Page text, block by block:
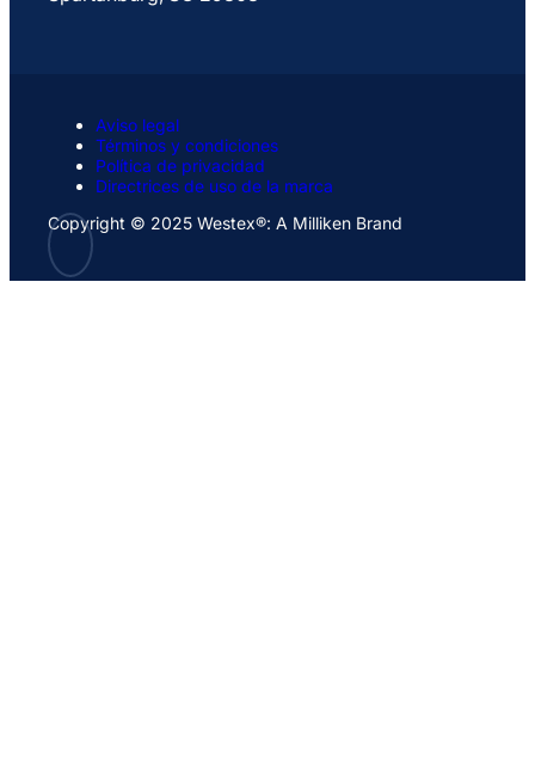
Aviso legal
Términos y condiciones
Política de privacidad
Directrices de uso de la marca
Copyright © 2025 Westex®: A Milliken Brand